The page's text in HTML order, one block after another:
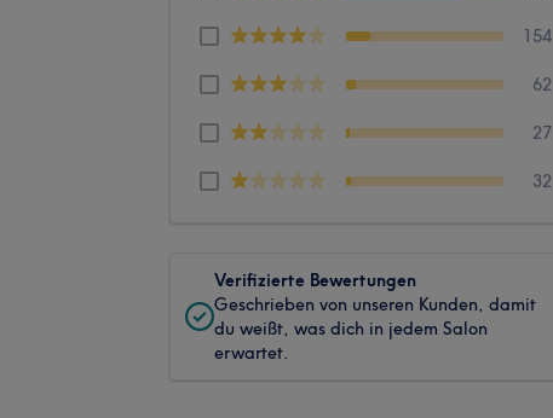
154
62
27
32
Verifizierte Bewertungen
Geschrieben von unseren Kunden, damit
du weißt, was dich in jedem Salon
erwartet.